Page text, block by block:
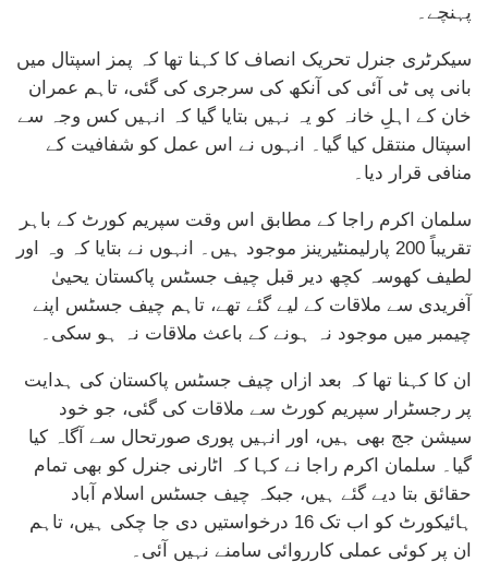
پہنچے۔
سیکرٹری جنرل تحریک انصاف کا کہنا تھا کہ پمز اسپتال میں
بانی پی ٹی آئی کی آنکھ کی سرجری کی گئی، تاہم عمران
خان کے اہلِ خانہ کو یہ نہیں بتایا گیا کہ انہیں کس وجہ سے
اسپتال منتقل کیا گیا۔ انہوں نے اس عمل کو شفافیت کے
منافی قرار دیا۔
سلمان اکرم راجا کے مطابق اس وقت سپریم کورٹ کے باہر
تقریباً 200 پارلیمنٹیرینز موجود ہیں۔ انہوں نے بتایا کہ وہ اور
لطیف کھوسہ کچھ دیر قبل چیف جسٹس پاکستان یحییٰ
آفریدی سے ملاقات کے لیے گئے تھے، تاہم چیف جسٹس اپنے
چیمبر میں موجود نہ ہونے کے باعث ملاقات نہ ہو سکی۔
ان کا کہنا تھا کہ بعد ازاں چیف جسٹس پاکستان کی ہدایت
پر رجسٹرار سپریم کورٹ سے ملاقات کی گئی، جو خود
سیشن جج بھی ہیں، اور انہیں پوری صورتحال سے آگاہ کیا
گیا۔ سلمان اکرم راجا نے کہا کہ اٹارنی جنرل کو بھی تمام
حقائق بتا دیے گئے ہیں، جبکہ چیف جسٹس اسلام آباد
ہائیکورٹ کو اب تک 16 درخواستیں دی جا چکی ہیں، تاہم
ان پر کوئی عملی کارروائی سامنے نہیں آئی۔